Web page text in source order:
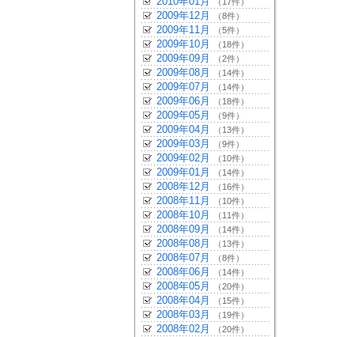
2009年12月 （8件）
2009年11月 （5件）
2009年10月 （18件）
2009年09月 （2件）
2009年08月 （14件）
2009年07月 （14件）
2009年06月 （18件）
2009年05月 （9件）
2009年04月 （13件）
2009年03月 （9件）
2009年02月 （10件）
2009年01月 （14件）
2008年12月 （16件）
2008年11月 （10件）
2008年10月 （11件）
2008年09月 （14件）
2008年08月 （13件）
2008年07月 （8件）
2008年06月 （14件）
2008年05月 （20件）
2008年04月 （15件）
2008年03月 （19件）
2008年02月 （20件）